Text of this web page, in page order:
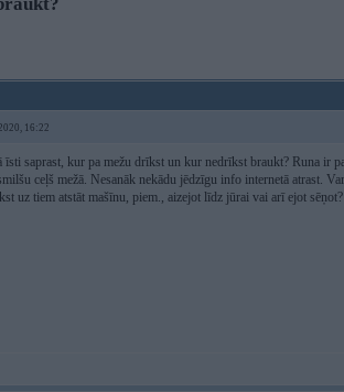
16:22
saprast, kur pa mežu drīkst un kur nedrīkst braukt? Runa ir
ceļš mežā. Nesanāk nekādu jēdzīgu info internetā atrast.
uz tiem atstāt mašīnu, piem., aizejot līdz jūrai vai arī ejot